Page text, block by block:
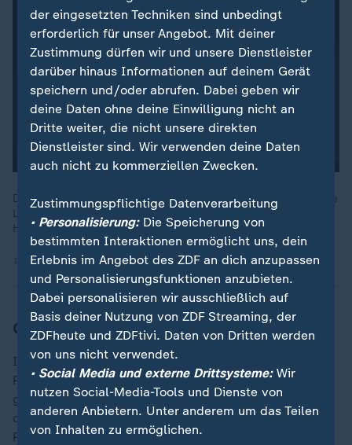
Die EU-Kommission und 26 Staaten fordern Israel dazu auf, die
Lage im Gazastreifen zu verbessern. Konkret: Israel soll mehr
Hilfe zulassen, um eine Hungersnot zu verhindern.
13.08.2025 | 0:23 min
Große Probleme bei der Rente
Innenpolitisch brisant ist das Thema Rente: Mit 94
Prozent sagen fast alle Befragten, dass es bei der
gesetzlichen Rentenversicherung in Zukunft große
oder sehr große Probleme geben wird (keine großen
Probleme: fünf Prozent). Dass die Bundesregierung
der eingesetzten Techniken sind unbedingt
erforderlich für unser Angebot. Mit deiner
Zustimmung dürfen wir und unsere Dienstleister
darüber hinaus Informationen auf deinem Gerät
speichern und/oder abrufen. Dabei geben wir
deine Daten ohne deine Einwilligung nicht an
Dritte weiter, die nicht unsere direkten
Dienstleister sind. Wir verwenden deine Daten
auch nicht zu kommerziellen Zwecken.
Zustimmungspflichtige Datenverarbeitung
• Personalisierung:Die Speicherung von
bestimmten Interaktionen ermöglicht uns, dein
Erlebnis im Angebot des ZDF an dich anzupassen
und Personalisierungsfunktionen anzubieten.
Dabei personalisieren wir ausschließlich auf
Basis deiner Nutzung von ZDF Streaming, der
ZDFheute und ZDFtivi. Daten von Dritten werden
von uns nicht verwendet.
• Social Media und externe Drittsysteme:Wir
nutzen Social-Media-Tools und Dienste von
anderen Anbietern. Unter anderem um das Teilen
von Inhalten zu ermöglichen.